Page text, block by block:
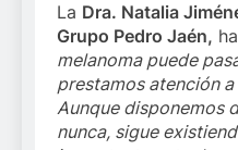
La Dra. Natalia
Grupo Pedro Jaén,
melanoma puede
prestamos atención
Aunque disponemos
nunca, sigue